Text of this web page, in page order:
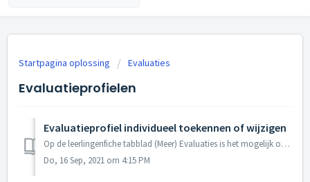
Startpagina oplossing Evaluaties
Evaluatieprofielen
Evaluatieprofiel individueel toekennen of wijzigen
Op de leerlingenfiche tabblad (Meer) Evaluaties is het mogelijk om het gekoppeld profiel van een inschrijving te wijzigen. Via het blauwe icoontje ...
Do, 16 Sep, 2021 om 4:15 PM